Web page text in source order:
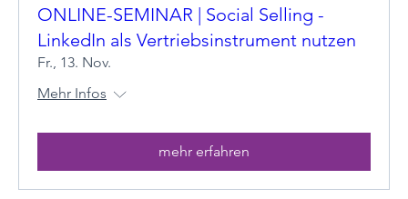
ONLINE-SEMINAR | Social Selling -
LinkedIn als Vertriebsinstrument nutzen
Fr., 13. Nov.
Mehr Infos
mehr erfahren